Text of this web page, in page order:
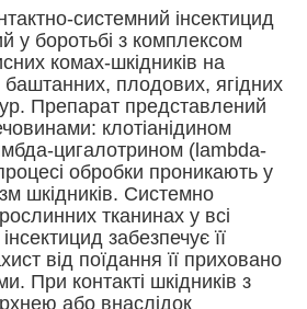
системний інсектицид
у боротьбі з комплексом
комах-шкідників на
баштанних, плодових, ягідних
Препарат представлений
клотіанідином
цигалотрином (lambda-
обробки проникають у
шкідників. Системно
тканинах у всі
забезпечує її
від поїдання її приховано
При контакті шкідників з
або внаслідок